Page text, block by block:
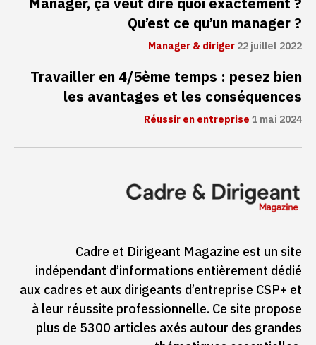
Qu’est ce qu’un manager ?
Manager & diriger22 juillet 2022
Travailler en 4/5ème temps : pesez bien
les avantages et les conséquences
Réussir en entreprise1 mai 2024
Cadre et Dirigeant Magazine est un site
indépendant d’informations entièrement dédié
aux cadres et aux dirigeants d’entreprise CSP+ et
à leur réussite professionnelle. Ce site propose
plus de 5300 articles axés autour des grandes